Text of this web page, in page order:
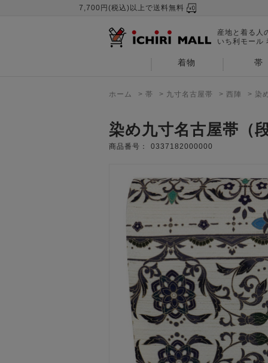
7,700円(税込)以上で送料無料
産地と着る人
いち利モール
着物 帯
ホーム > 帯 > 九寸名古屋帯 > 西陣 > 染
染め九寸名古屋帯（
商品番号： 0337182000000